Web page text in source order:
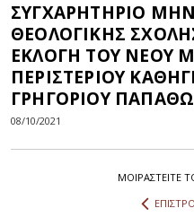
ΣΥΓΧΑΡΗΤΗΡΙΟ
ΘΕΟΛΟΓΙΚΗΣ
ΕΚΛΟΓΗ ΤΟΥ ΝΕΟΥ
ΠΕΡΙΣΤΕΡΙΟΥ
ΓΡΗΓΟΡΙΟΥ
08/10/2021
ΜΟΙΡΑΣΤEIΤΕ